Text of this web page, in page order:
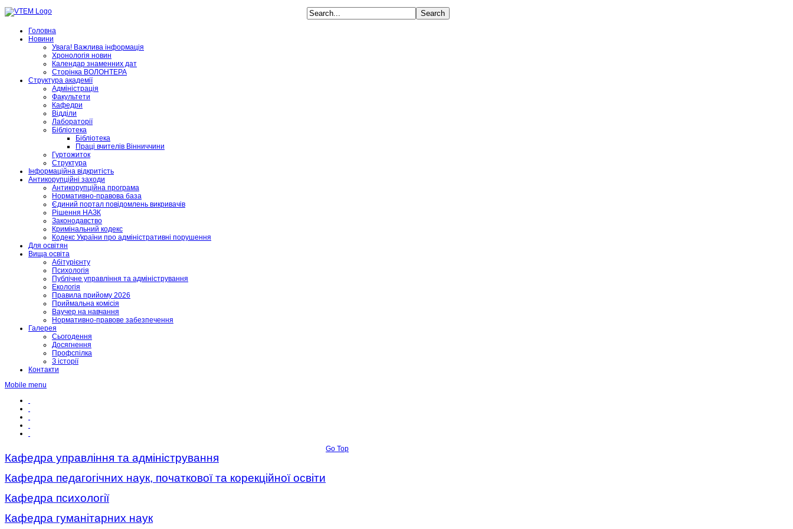
Головна
Новини
Увага! Важлива інформація
Хронологія новин
Календар знаменних дат
Сторінка ВОЛОНТЕРА
Структура академії
Адміністрація
Факультети
Кафедри
Відділи
Лабораторії
Бібліотека
Бібліотека
Праці вчителів Вінниччини
Гуртожиток
Структура
Інформаційна відкритість
Антикорупційні заходи
Антикорупційна програма
Нормативно-правова база
Єдиний портал повідомлень викривачів
Рішення НАЗК
Законодавство
Кримінальний кодекс
Кодекс України про адміністративні порушення
Для освітян
Вища освіта
Абітурієнту
Психологія
Публічне управління та адміністрування
Екологія
Правила прийому 2026
Приймальна комісія
Ваучер на навчання
Нормативно-правове забезпечення
Галерея
Сьогодення
Досягнення
Профспілка
З історії
Контакти
Mobile menu
Кафедра управління та адміністрування
Кафедра педагогічних наук, початкової та корекційної освіти
Кафедра психології
Кафедра гуманітарних наук
Go Top